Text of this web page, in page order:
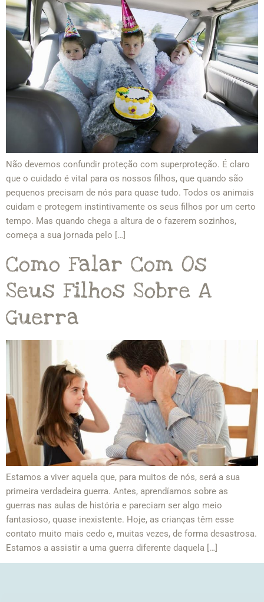
Não devemos confundir proteção com superproteção. É claro
que o cuidado é vital para os nossos filhos, que quando são
pequenos precisam de nós para quase tudo. Todos os animais
cuidam e protegem instintivamente os seus filhos por um certo
tempo. Mas quando chega a altura de o fazerem sozinhos,
começa a sua jornada pelo […]
Como Falar Com Os
Seus Filhos Sobre A
Guerra
Estamos a viver aquela que, para muitos de nós, será a sua
primeira verdadeira guerra. Antes, aprendíamos sobre as
guerras nas aulas de história e pareciam ser algo meio
fantasioso, quase inexistente. Hoje, as crianças têm esse
contato muito mais cedo e, muitas vezes, de forma desastrosa.
Estamos a assistir a uma guerra diferente daquela […]